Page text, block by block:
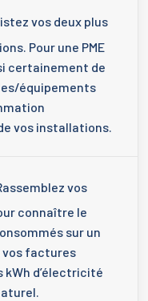
vos deux plus
Pour une PME
certainement de
équipements
vos installations.
vos
connaître le
sur un
vos factures
kWh d’électricité